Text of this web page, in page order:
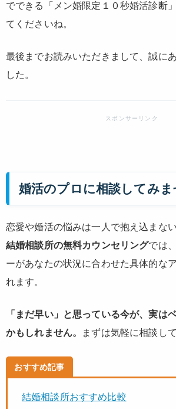
でできる「メン婚限定１０秒婚活診断
てくださいね。
最後までお読みいただきまして、誠に
した。
婚活のプロに相談してみま
恋愛や婚活の悩みは一人で抱え込まな
結婚相談所の無料カウンセリングでは
ーがあなたの状況に合わせた具体的な
れます。
「まだ早い」と思っている今が、実は
かもしれません。
まずは気軽に相談し
おすすめ記事
結婚相談所おすすめ比較